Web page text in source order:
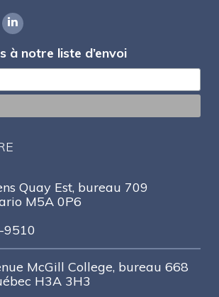
à notre liste d’envoi
Quay Est, bureau 709
M5A 0P6
McGill College, bureau 668
H3A 3H3